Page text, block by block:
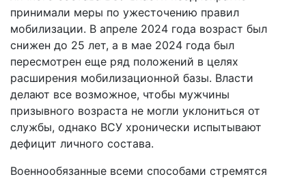
принимали меры по ужесточению правил
мобилизации. В апреле 2024 года возраст был
снижен до 25 лет, а в мае 2024 года был
пересмотрен еще ряд положений в целях
расширения мобилизационной базы. Власти
делают все возможное, чтобы мужчины
призывного возраста не могли уклониться от
службы, однако ВСУ хронически испытывают
дефицит личного состава.
Военнообязанные всеми способами стремятся